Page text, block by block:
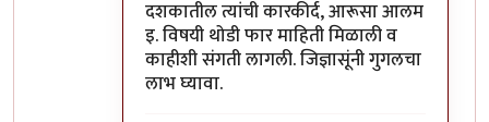
दशकातील त्यांची कारकीर्द, आरूसा आलम
इ. विषयी थोडी फार माहिती मिळाली व
काहीशी संगती लागली. जिज्ञासूंनी गुगलचा
लाभ घ्यावा.